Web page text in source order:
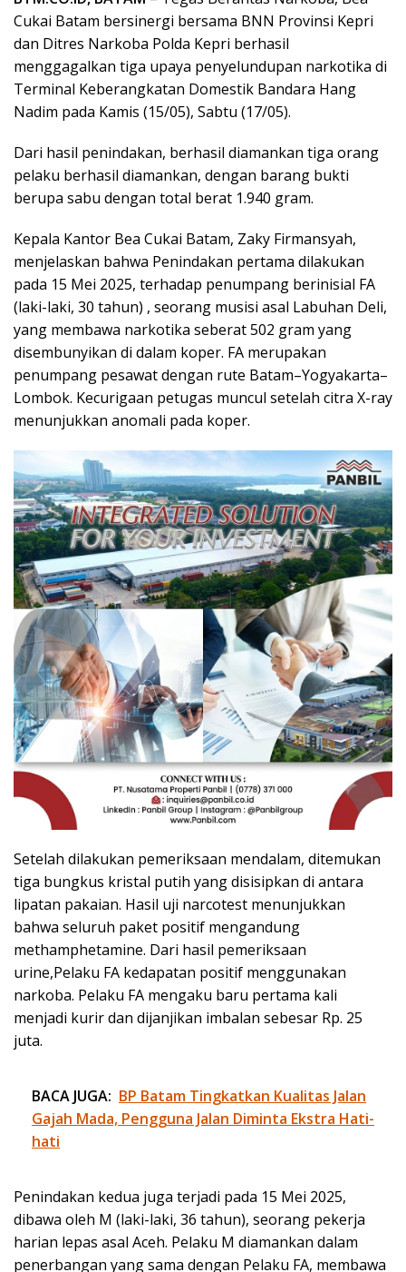
Cukai Batam bersinergi bersama BNN Provinsi Kepri
dan Ditres Narkoba Polda Kepri berhasil
menggagalkan tiga upaya penyelundupan narkotika di
Terminal Keberangkatan Domestik Bandara Hang
Nadim pada Kamis (15/05), Sabtu (17/05).
Dari hasil penindakan, berhasil diamankan tiga orang
pelaku berhasil diamankan, dengan barang bukti
berupa sabu dengan total berat 1.940 gram.
Kepala Kantor Bea Cukai Batam, Zaky Firmansyah,
menjelaskan bahwa Penindakan pertama dilakukan
pada 15 Mei 2025, terhadap penumpang berinisial FA
(laki-laki, 30 tahun) , seorang musisi asal Labuhan Deli,
yang membawa narkotika seberat 502 gram yang
disembunyikan di dalam koper. FA merupakan
penumpang pesawat dengan rute Batam–Yogyakarta–
Lombok. Kecurigaan petugas muncul setelah citra X-ray
menunjukkan anomali pada koper.
Setelah dilakukan pemeriksaan mendalam, ditemukan
tiga bungkus kristal putih yang disisipkan di antara
lipatan pakaian. Hasil uji narcotest menunjukkan
bahwa seluruh paket positif mengandung
methamphetamine. Dari hasil pemeriksaan
urine,Pelaku FA kedapatan positif menggunakan
narkoba. Pelaku FA mengaku baru pertama kali
menjadi kurir dan dijanjikan imbalan sebesar Rp. 25
juta.
BACA JUGA: BP Batam Tingkatkan Kualitas Jalan
Gajah Mada, Pengguna Jalan Diminta Ekstra Hati-
hati
Penindakan kedua juga terjadi pada 15 Mei 2025,
dibawa oleh M (laki-laki, 36 tahun), seorang pekerja
harian lepas asal Aceh. Pelaku M diamankan dalam
penerbangan yang sama dengan Pelaku FA, membawa